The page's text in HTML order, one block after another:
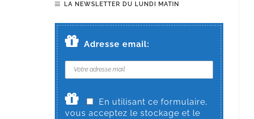
LA NEWSLETTER DU LUNDI MATIN
Adresse email:
En utilisant ce formulaire,
vous acceptez le stockage et le